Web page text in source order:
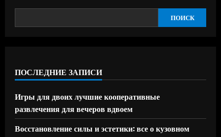
ПОИСК
ПОСЛЕДНИЕ ЗАПИСИ
Игры для двоих лучшие кооперативные
развлечения для вечеров вдвоем
Восстановление силы и эстетики: все о кузовном